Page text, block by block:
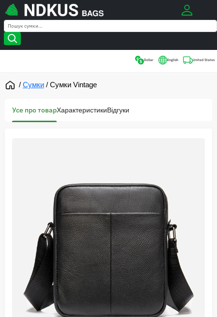
Search
Search
Dollar English United States
/ Сумки / Сумки Vintage
Усе про товарХарактеристикиВідгуки